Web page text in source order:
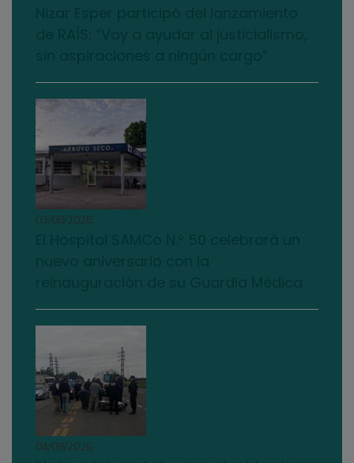
03/08/2026
04/08/2026